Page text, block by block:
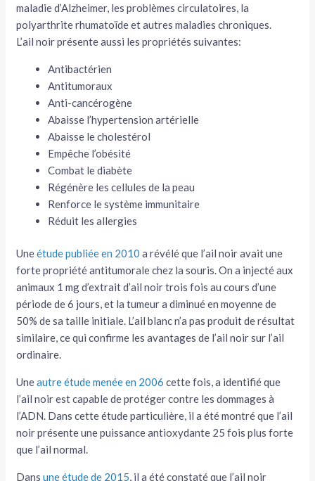
maladie d’Alzheimer, les problèmes circulatoires, la
polyarthrite rhumatoïde et autres maladies chroniques.
L’ail noir présente aussi les propriétés suivantes:
Antibactérien
Antitumoraux
Anti-cancérogène
Abaisse l’hypertension artérielle
Abaisse le cholestérol
Empêche l’obésité
Combat le diabète
Régénère les cellules de la peau
Renforce le système immunitaire
Réduit les allergies
Uneétude publiée en 2010 a révélé que l’ail noir avait une
forte propriété antitumorale chez la souris. On a injecté aux
animaux 1 mg d’extrait d’ail noir trois fois au cours d’une
période de 6 jours, et la tumeur a diminué en moyenne de
50% de sa taille initiale. L’ail blanc n’a pas produit de résultat
similaire, ce qui confirme les avantages de l’ail noir sur l’ail
ordinaire.
Uneautre étude menée en 2006 cette fois, a identifié que
l’ail noir est capable de protéger contre les dommages à
l’ADN. Dans cette étude particulière, il a été montré que l’ail
noir présente une puissance antioxydante 25 fois plus forte
que l’ail normal.
Dansune étude de 2015, il a été constaté que l’ail noir